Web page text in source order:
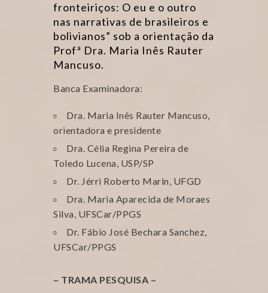
fronteiriços: O eu e o outro
nas narrativas de brasileiros e
bolivianos” sob a orientação da
Profª Dra. Maria Inês Rauter
Mancuso.
Banca Examinadora:
Dra. Maria Inês Rauter Mancuso,
orientadora e presidente
Dra. Célia Regina Pereira de
Toledo Lucena, USP/SP
Dr. Jérri Roberto Marin, UFGD
Dra. Maria Aparecida de Moraes
Silva, UFSCar/PPGS
Dr. Fábio José Bechara Sanchez,
UFSCar/PPGS
– TRAMA PESQUISA –